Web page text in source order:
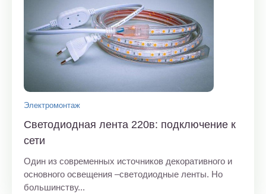
Электромонтаж
Светодиодная лента 220в: подключение к
сети
Один из современных источников декоративного и
основного освещения –светодиодные ленты. Но
большинству...